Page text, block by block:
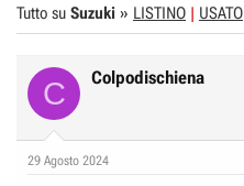
a
t
o
e
D
a
d
i
Tutto su Suzuki » LISTINO USATO
C Colpodischiena
29 Agosto 2024